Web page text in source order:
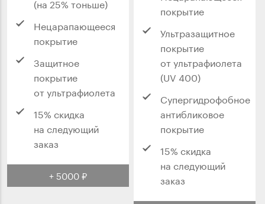
(на 25% тоньше)
Нецарапающееся
покрытие
Защитное
покрытие
от ультрафиолета
15% скидка
на следующий
заказ
+ 5000 ₽
покрытие
Ультразащитное
покрытие
от ультрафиолета
(UV 400)
Супергидрофобное
антибликовое
покрытие
15% скидка
на следующий
заказ